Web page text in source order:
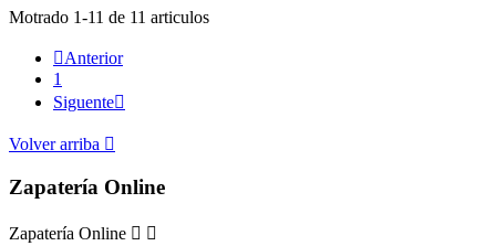
Motrado 1-11 de 11 articulos
Anterior
1
Siguente
Volver arriba 
Zapatería Online
Zapatería Online  